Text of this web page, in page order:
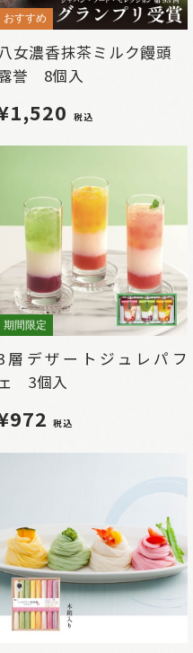
おすすめ
女濃香抹茶ミルク饅頭
誉 8個入
税込
期間限定
層デザートジュレパフ
ェ 3個入
税込